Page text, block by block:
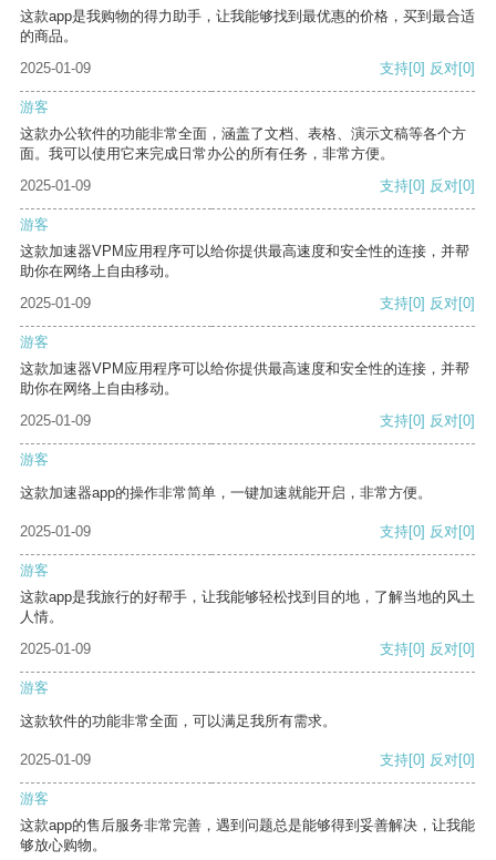
这款app是我购物的得力助手，让我能够找到最优惠的价格，买到最合适
的商品。
2025-01-09
支持[0] 反对[0]
游客
这款办公软件的功能非常全面，涵盖了文档、表格、演示文稿等各个方
面。我可以使用它来完成日常办公的所有任务，非常方便。
2025-01-09
支持[0] 反对[0]
游客
这款加速器VPM应用程序可以给你提供最高速度和安全性的连接，并帮
助你在网络上自由移动。
2025-01-09
支持[0] 反对[0]
游客
这款加速器VPM应用程序可以给你提供最高速度和安全性的连接，并帮
助你在网络上自由移动。
2025-01-09
支持[0] 反对[0]
游客
这款加速器app的操作非常简单，一键加速就能开启，非常方便。
2025-01-09 支持[0] 反对[0]
游客
这款app是我旅行的好帮手，让我能够轻松找到目的地，了解当地的风土
人情。
2025-01-09
支持[0] 反对[0]
游客
这款软件的功能非常全面，可以满足我所有需求。
2025-01-09 支持[0] 反对[0]
游客
这款app的售后服务非常完善，遇到问题总是能够得到妥善解决，让我能
够放心购物。